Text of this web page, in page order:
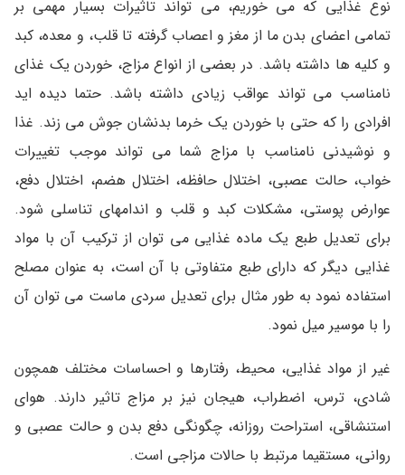
نوع غذایی که می خوریم، می تواند تاثیرات بسیار مهمی بر
تمامی اعضای بدن ما از مغز و اعصاب گرفته تا قلب، و معده، کبد
و کلیه ها داشته باشد. در بعضی از انواع مزاج، خوردن یک غذای
نامناسب می تواند عواقب زیادی داشته باشد. حتما دیده اید
افرادی را که حتی با خوردن یک خرما بدنشان جوش می زند. غذا
و نوشیدنی نامناسب با مزاج شما می تواند موجب تغییرات
خواب، حالت عصبی، اختلال حافظه، اختلال هضم، اختلال دفع،
عوارض پوستی، مشکلات کبد و قلب و اندامهای تناسلی شود.
برای تعدیل طبع یک ماده غذایی می توان از ترکیب آن با مواد
غذایی دیگر که دارای طبع متفاوتی با آن است، به عنوان مصلح
استفاده نمود به طور مثال برای تعدیل سردی ماست می توان آن
را با موسیر میل نمود.
غیر از مواد غذایی، محیط، رفتارها و احساسات مختلف همچون
شادی، ترس، اضطراب، هیجان نیز بر مزاج تاثیر دارند. هوای
استنشاقی، استراحت روزانه، چگونگی دفع بدن و حالت عصبی و
روانی، مستقیما مرتبط با حالات مزاجی است.